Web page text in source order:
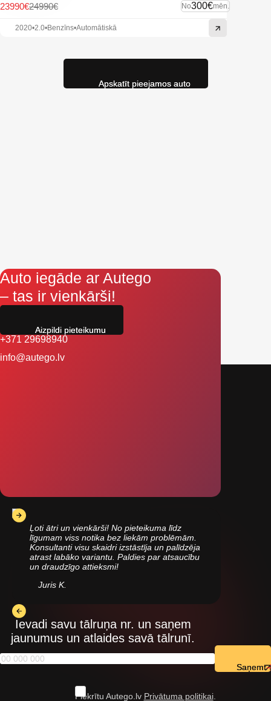
No300€mēn.
24990€
23990€
2020•2.0•Benzīns•Automātiskā
Auto iegāde ar Autego
– tas ir vienkārši!
+371 29698940
info@autego.lv
Ļoti ātri un vienkārši! No pieteikuma līdz
līgumam viss notika bez liekām problēmām.
Konsultanti visu skaidri izstāstīja un palīdzēja
atrast labāko variantu. Paldies par atsaucību
un draudzīgo attieksmi!
Juris K.
Ievadi savu tālruņa nr. un saņem
jaunumus un atlaides savā tālrunī.
Piekrītu Autego.lv Privātuma politikai.